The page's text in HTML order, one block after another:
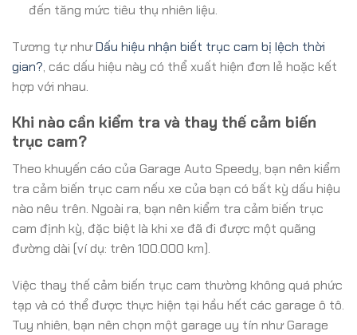
đến tăng mức tiêu thụ nhiên liệu.
Tương tự nhưDấu hiệu nhận biết trục cam bị lệch thời
gian?, các dấu hiệu này có thể xuất hiện đơn lẻ hoặc kết
hợp với nhau.
Khi nào cần kiểm tra và thay thế cảm biến
trục cam?
Theo khuyến cáo của Garage Auto Speedy, bạn nên kiểm
tra cảm biến trục cam nếu xe của bạn có bất kỳ dấu hiệu
nào nêu trên. Ngoài ra, bạn nên kiểm tra cảm biến trục
cam định kỳ, đặc biệt là khi xe đã đi được một quãng
đường dài (ví dụ: trên 100.000 km).
Việc thay thế cảm biến trục cam thường không quá phức
tạp và có thể được thực hiện tại hầu hết các garage ô tô.
Tuy nhiên, bạn nên chọn một garage uy tín như Garage